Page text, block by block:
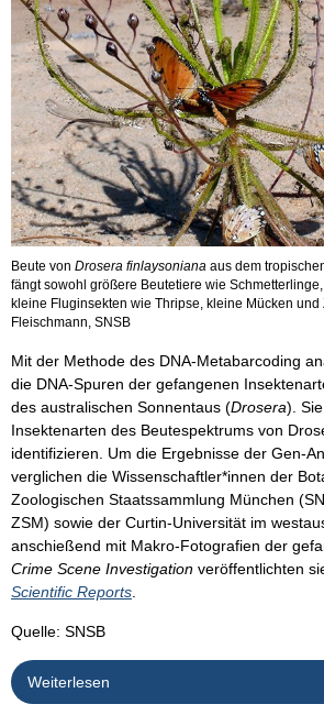
Beute von Drosera finlaysoniana aus dem
fängt sowohl größere Beutetiere wie
kleine Fluginsekten wie Thripse, kleine Mücken und
Fleischmann, SNSB
Mit der Methode des DNA-Metabarcoding
die DNA-Spuren der gefangenen
des australischen Sonnentaus (Drosera).
Insektenarten des Beutespektrums von
identifizieren. Um die Ergebnisse der Gen-
verglichen die Wissenschaftler*innen der
Zoologischen Staatssammlung München
ZSM) sowie der Curtin-Universität im
anschießend mit Makro-Fotografien der
Crime Scene Investigation veröffentlichten
Scientific Reports.
Quelle: SNSB
Weiterlesen